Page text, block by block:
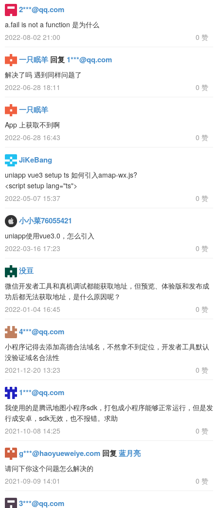
2***@qq.com
a.fail is not a function 是为什么
2022-08-02 21:00
0 赞
一只眠羊 回复 1***@qq.com
解决了吗 遇到同样问题了
2022-06-28 18:11
0 赞
一只眠羊
App 上获取不到啊
2022-06-28 16:43
0 赞
JiKeBang
uniapp vue3 setup ts 如何引入amap-wx.js?
<script setup lang="ts">
2022-05-07 15:37
0 赞
小小菜76055421
uniapp使用vue3.0，怎么引入
2022-03-16 17:23
0 赞
没豆
微信开发者工具和真机调试都能获取地址，但预览、体验版和发布成
功后都无法获取地址，是什么原因呢？
2022-01-04 16:45
0 赞
4***@qq.com
小程序记得去添加高德合法域名，不然拿不到定位，开发者工具默认
没验证域名合法性
2021-12-20 13:23
0 赞
1***@qq.com
我使用的是腾讯地图小程序sdk，打包成小程序能够正常运行，但是发
行成安卓，sdk无效，也不报错。求助
2021-10-08 14:25
0 赞
g***@haoyueweiye.com 回复 蓝月亮
请问下你这个问题怎么解决的
2021-09-09 14:01
0 赞
3***@qq.com